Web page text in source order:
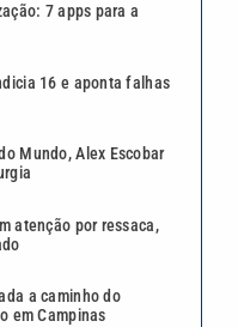
7 apps para a
16 e aponta falhas
Mundo, Alex Escobar
atenção por ressaca,
a caminho do
em Campinas